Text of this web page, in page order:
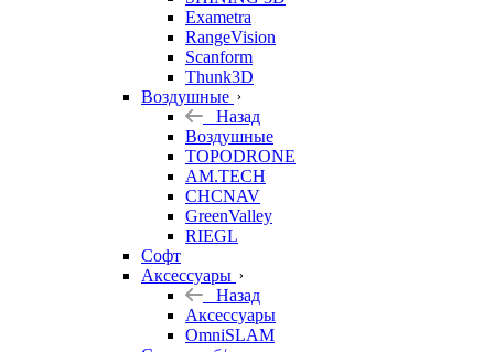
Exametra
RangeVision
Scanform
Thunk3D
Воздушные
Назад
Воздушные
TOPODRONE
AM.TECH
CHCNAV
GreenValley
RIEGL
Софт
Аксессуары
Назад
Аксессуары
OmniSLAM